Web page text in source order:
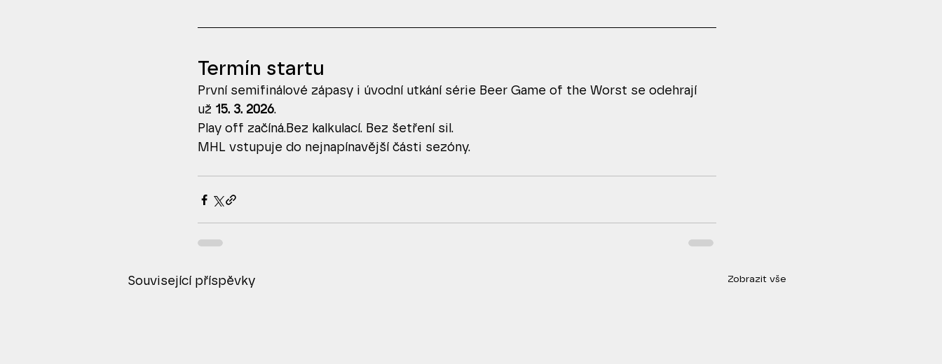
Termín startu
První semifinálové zápasy i úvodní utkání série Beer Game of the Worst se odehrají
už 15. 3. 2026.
Play off začíná.Bez kalkulací. Bez šetření sil.
MHL vstupuje do nejnapínavější části sezóny.
Související příspěvky Zobrazit vše